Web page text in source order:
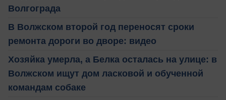
Волгограда
В Волжском второй год переносят сроки
ремонта дороги во дворе: видео
Хозяйка умерла, а Белка осталась на улице: в
Волжском ищут дом ласковой и обученной
командам собаке